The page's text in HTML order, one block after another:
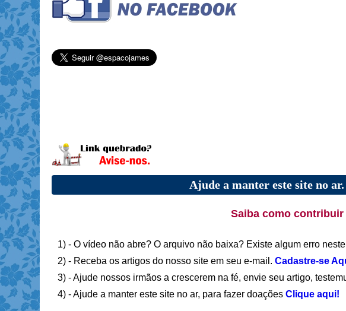
Ajude a manter este site no
Saiba como
1) - O vídeo não abre? O arquivo não baixa? Existe algum erro
2) - Receba os artigos do nosso site em seu e-mail. Cadastre-se
3) - Ajude nossos irmãos a crescerem na fé, envie seu artigo,
4) - Ajude a manter este site no ar, para fazer doações Clique aqui!